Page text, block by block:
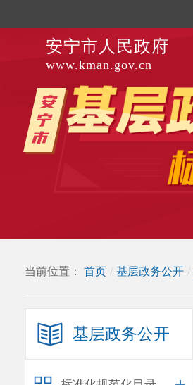
安宁市人民政府
www.kman.gov.cn
当前位置： 首页 / 基层政务公开 /
基层政务公开